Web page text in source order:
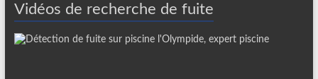
Vidéos de recherche de fuite